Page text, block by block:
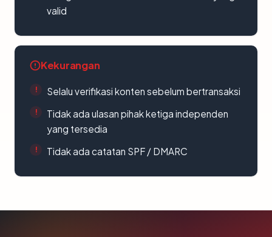
valid
Kekurangan
Selalu verifikasi konten sebelum bertransaksi
Tidak ada ulasan pihak ketiga independen
yang tersedia
Tidak ada catatan SPF / DMARC